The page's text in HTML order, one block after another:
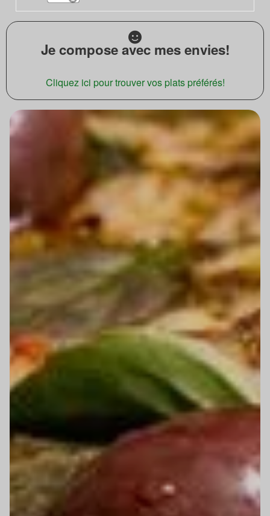
Je compose avec mes envies!
Cliquez ici pour trouver vos plats préférés!